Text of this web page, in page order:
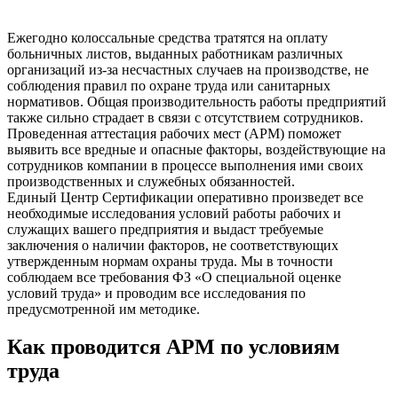
Ежегодно колоссальные средства тратятся на оплату
больничных листов, выданных работникам различных
организаций из-за несчастных случаев на производстве, не
соблюдения правил по охране труда или санитарных
нормативов. Общая производительность работы предприятий
также сильно страдает в связи с отсутствием сотрудников.
Проведенная аттестация рабочих мест (АРМ) поможет
выявить все вредные и опасные факторы, воздействующие на
сотрудников компании в процессе выполнения ими своих
производственных и служебных обязанностей.
Единый Центр Сертификации оперативно произведет все
необходимые исследования условий работы рабочих и
служащих вашего предприятия и выдаст требуемые
заключения о наличии факторов, не соответствующих
утвержденным нормам охраны труда. Мы в точности
соблюдаем все требования ФЗ «О специальной оценке
условий труда» и проводим все исследования по
предусмотренной им методике.
Как проводится АРМ по условиям
труда